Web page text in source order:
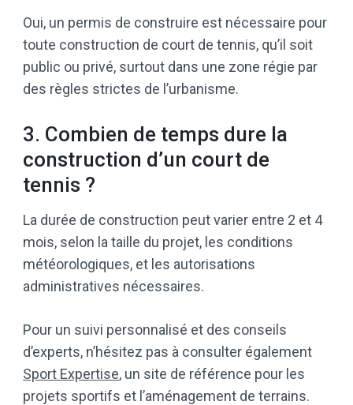
Oui, un permis de construire est nécessaire pour
toute construction de court de tennis, qu’il soit
public ou privé, surtout dans une zone régie par
des règles strictes de l’urbanisme.
3. Combien de temps dure la
construction d’un court de
tennis ?
La durée de construction peut varier entre 2 et 4
mois, selon la taille du projet, les conditions
météorologiques, et les autorisations
administratives nécessaires.
Pour un suivi personnalisé et des conseils
d’experts, n’hésitez pas à consulter également
Sport Expertise, un site de référence pour les
projets sportifs et l’aménagement de terrains.